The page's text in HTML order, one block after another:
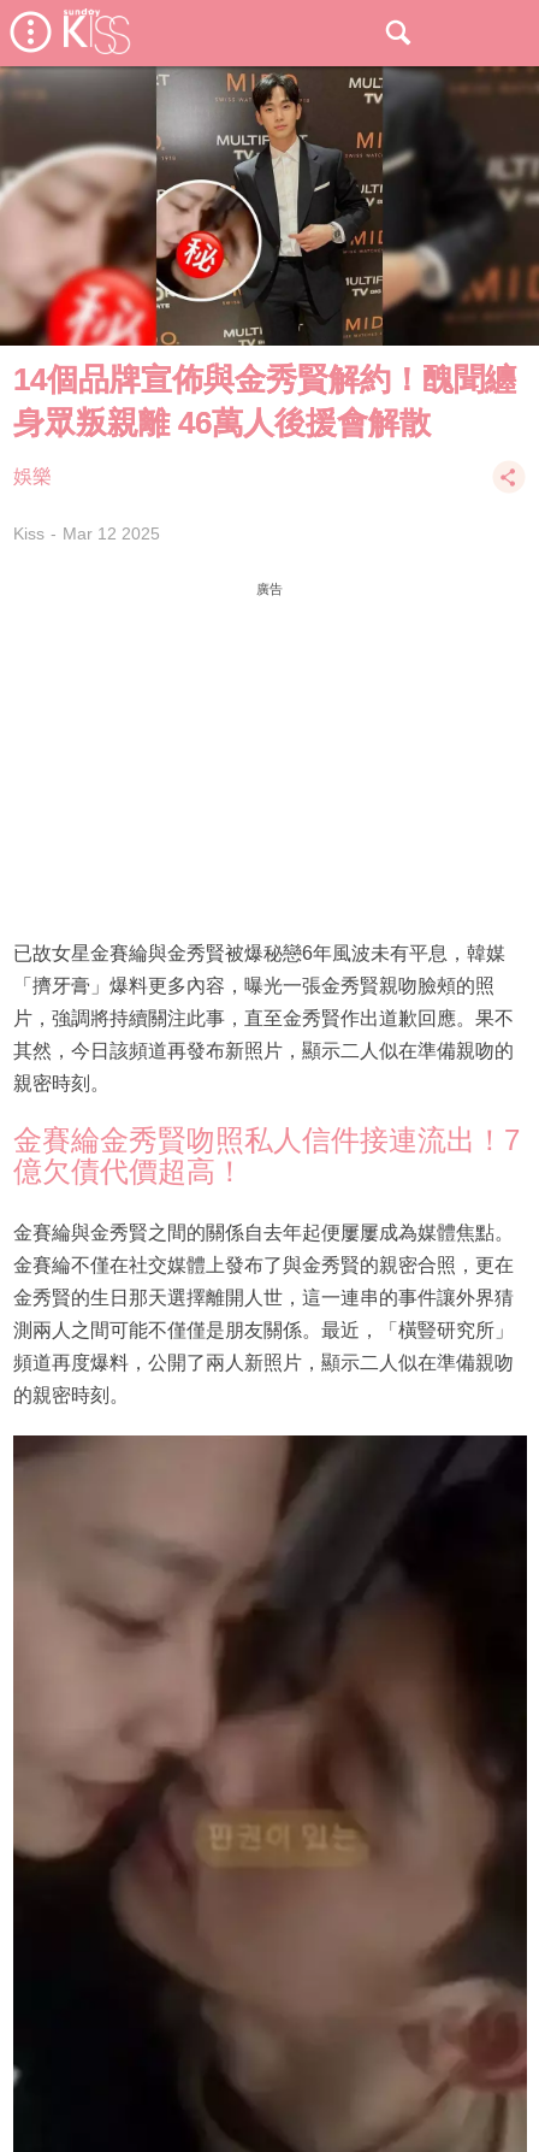
14個品牌宣佈與金秀賢解約！醜聞纏
身眾叛親離 46萬人後援會解散
娛樂
Kiss Mar 12 2025
廣告
已故女星金賽綸與金秀賢被爆秘戀6年風波未有平息，韓媒
「擠牙膏」爆料更多內容，曝光一張金秀賢親吻臉頰的照
片，強調將持續關注此事，直至金秀賢作出道歉回應。果不
其然，今日該頻道再發布新照片，顯示二人似在準備親吻的
親密時刻。
金賽綸金秀賢吻照私人信件接連流出！7
億欠債代價超高！
金賽綸與金秀賢之間的關係自去年起便屢屢成為媒體焦點。
金賽綸不僅在社交媒體上發布了與金秀賢的親密合照，更在
金秀賢的生日那天選擇離開人世，這一連串的事件讓外界猜
測兩人之間可能不僅僅是朋友關係。最近，「橫豎研究所」
頻道再度爆料，公開了兩人新照片，顯示二人似在準備親吻
的親密時刻。